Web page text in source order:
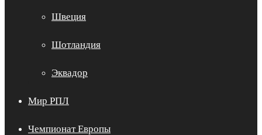
Швеция
Шотландия
Эквадор
Мир РПЛ
Чемпионат Европы